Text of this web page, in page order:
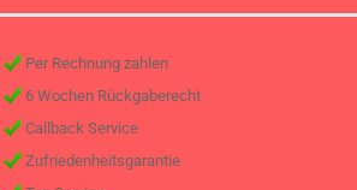
Per Rechnung zahlen
6 Wochen Rückgaberecht
Callback Service
Zufriedenheitsgarantie